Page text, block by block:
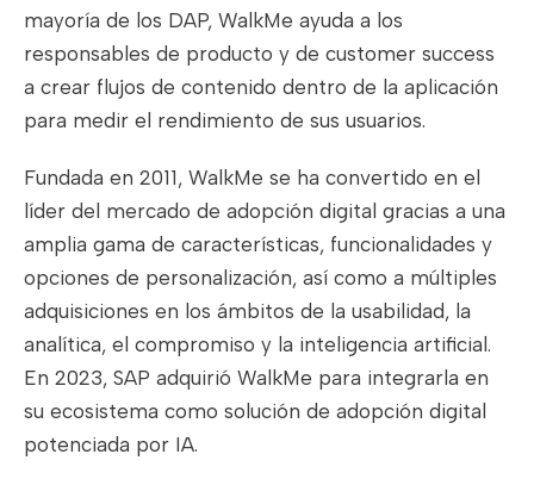
mayoría de los DAP, WalkMe ayuda a los
responsables de producto y de customer success
a crear flujos de contenido dentro de la aplicación
para medir el rendimiento de sus usuarios.
Fundada en 2011, WalkMe se ha convertido en el
líder del mercado de adopción digital gracias a una
amplia gama de características, funcionalidades y
opciones de personalización, así como a múltiples
adquisiciones en los ámbitos de la usabilidad, la
analítica, el compromiso y la inteligencia artificial.
En 2023, SAP adquirió WalkMe para integrarla en
su ecosistema como solución de adopción digital
potenciada por IA.